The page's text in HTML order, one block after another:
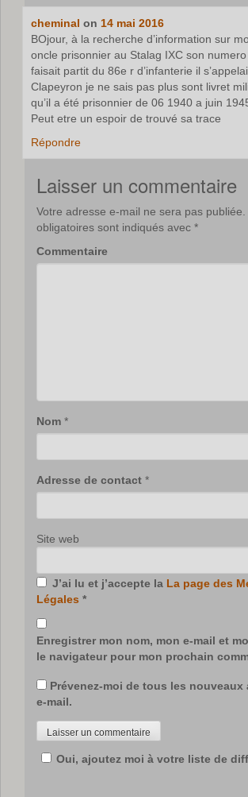
cheminal on14 mai 2016
BOjour, à la recherche d’information sur
oncle prisonnier au Stalag IXC son
faisait partit du 86e r d’infanterie il
Clapeyron je ne sais pas plus sont livret
qu’il a été prisonnier de 06 1940 a juin
Peut etre un espoir de trouvé sa trace
Répondre
Laisser un commentaire
Votre adresse e-mail ne sera pas publiée.
obligatoires sont indiqués avec *
Commentaire
Nom *
Adresse de contact *
Site web
J’ai lu et j’accepte la La page des
Légales *
Enregistrer mon nom, mon e-mail et
le navigateur pour mon prochain
Prévenez-moi de tous les nouveaux
e-mail.
Oui, ajoutez moi à votre liste de